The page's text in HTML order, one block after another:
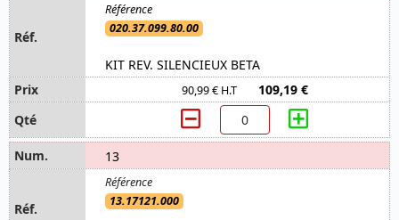
020.37.099.80.00
KIT REV. SILENCIEUX BETA
90,99 € H.T 109,19 €
13
13.17121.000